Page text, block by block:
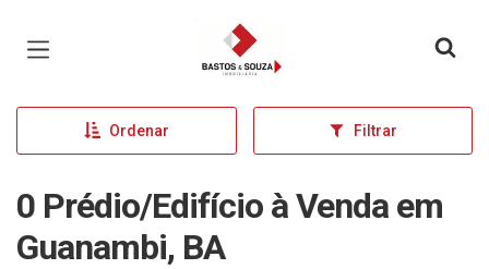
Página inicial
Ordenar Filtrar
0 Prédio/Edifício à Venda em
Guanambi, BA